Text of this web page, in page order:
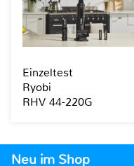
Neu im Shop
Einzeltest
Ryobi
RHV 44-220G